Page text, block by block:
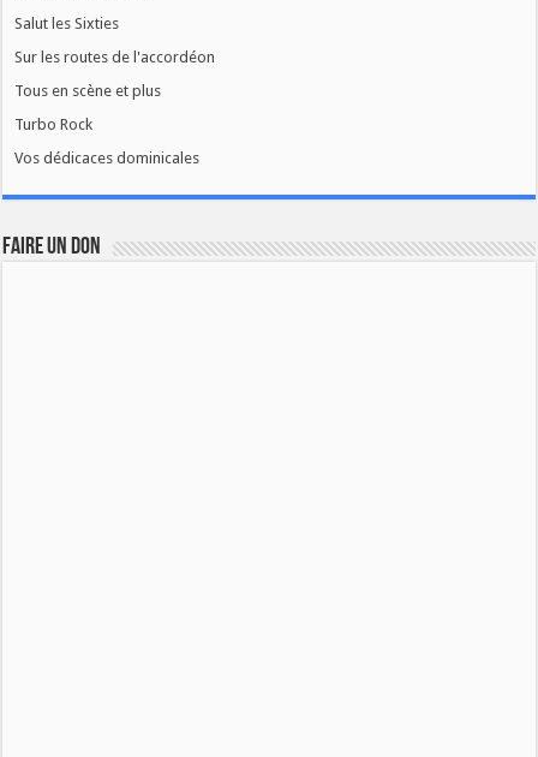
Salut les Sixties
Sur les routes de l'accordéon
Tous en scène et plus
Turbo Rock
Vos dédicaces dominicales
FAIRE UN DON